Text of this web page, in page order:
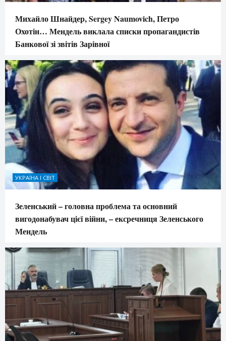
Михайло Шнайдер, Sergey Naumovich, Петро
Охотін… Мендель виклала списки пропагандистів
Банкової зі звітів Зарівної
УКРАЇНА І СВІТ
Зеленський – головна проблема та основний
вигодонабувач цієї війни, – ексречниця Зеленського
Мендель